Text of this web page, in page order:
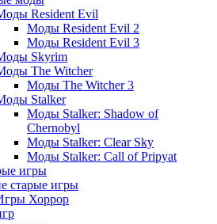
Resident Evil
Моды Resident Evil 2
Моды Resident Evil 3
Skyrim
The Witcher
Моды The Witcher 3
Stalker
Моды Stalker: Shadow of
Chernobyl
Моды Stalker: Clear Sky
Моды Stalker: Call of Pripyat
игры
старые игры
Хоррор